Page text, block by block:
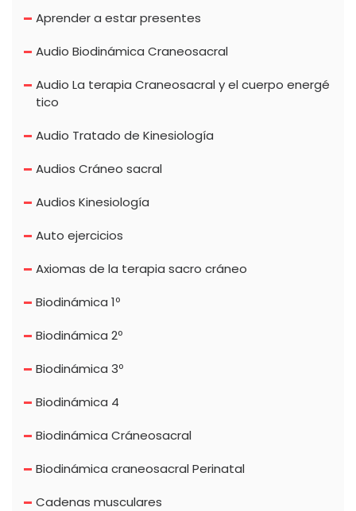
Aprender a estar presentes
Audio Biodinámica Craneosacral
Audio La terapia Craneosacral y el cuerpo energé
tico
Audio Tratado de Kinesiología
Audios Cráneo sacral
Audios Kinesiología
Auto ejercicios
Axiomas de la terapia sacro cráneo
Biodinámica 1º
Biodinámica 2º
Biodinámica 3º
Biodinámica 4
Biodinámica Cráneosacral
Biodinámica craneosacral Perinatal
Cadenas musculares